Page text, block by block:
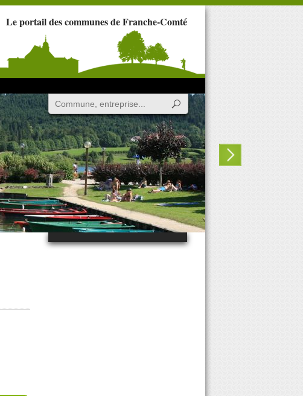
Le portail des communes de Franche-Comté